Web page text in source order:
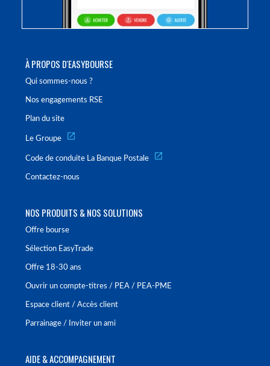
À PROPOS D'EASYBOURSE
Qui sommes-nous ?
Nos engagements RSE
Plan du site
Le Groupe
Code de conduite La Banque Postale
Contactez-nous
NOS PRODUITS & NOS SOLUTIONS
Offre bourse
Sélection EasyTrade
Offre 18-30 ans
Ouvrir un compte-titres / PEA / PEA-PME
Espace client / Accès client
Parrainage / Inviter un ami
AIDE & ACCOMPAGNEMENT